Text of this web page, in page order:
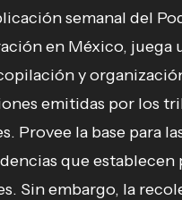
semanal del
en México, juega
y
emitidas por los
Provee la base para
que establecen
Sin embargo, la